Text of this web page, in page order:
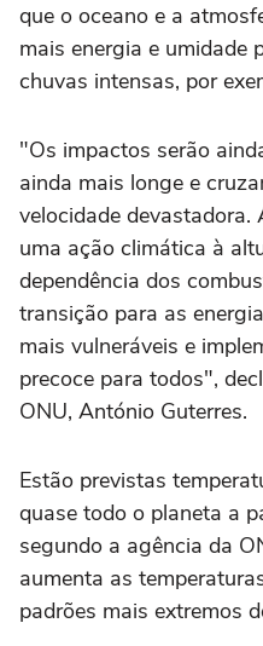
que o oceano e a
mais energia e umidade
chuvas intensas, por
"Os impactos serão
ainda mais longe e
velocidade
uma ação climática à
dependência dos
transição para as
mais vulneráveis e
precoce para todos",
ONU, António Guterres.
Estão previstas
quase todo o planeta a
segundo a agência da
aumenta as
padrões mais extremos